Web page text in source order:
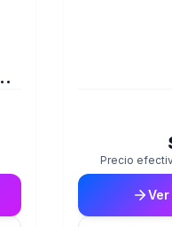
Precio